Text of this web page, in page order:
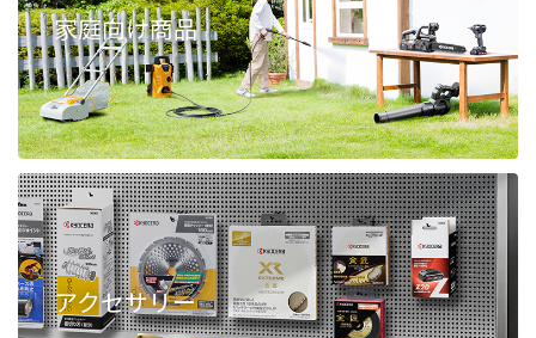
家庭向け商品
アクセサリー